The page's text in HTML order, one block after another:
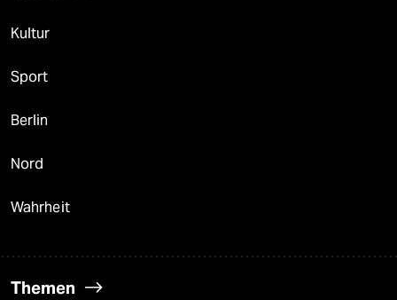
Kultur
Sport
Berlin
Nord
Wahrheit
Themen